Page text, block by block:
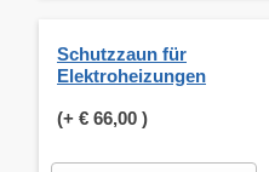
Schutzzaun für
Elektroheizungen
(+ € 66,00 )